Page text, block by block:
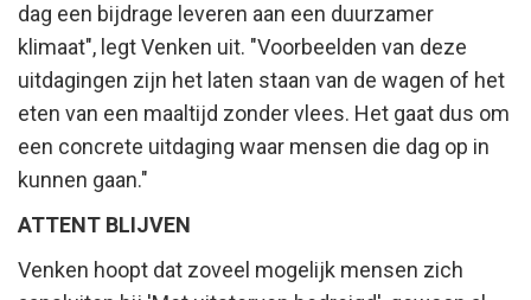
dag een bijdrage leveren aan een duurzamer
klimaat", legt Venken uit. "Voorbeelden van deze
uitdagingen zijn het laten staan van de wagen of het
eten van een maaltijd zonder vlees. Het gaat dus om
een concrete uitdaging waar mensen die dag op in
kunnen gaan."
ATTENT BLIJVEN
Venken hoopt dat zoveel mogelijk mensen zich